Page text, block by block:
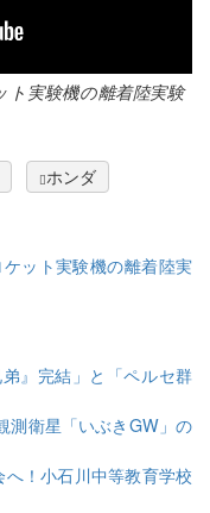
実験機の離着陸実験
ホンダ
ット実験機の離着陸実
』完結」と「ペルセ群
測衛星「いぶきGW」の
！小石川中等教育学校